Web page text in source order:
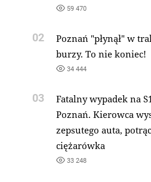
59 470
02
Poznań "płynął" w
burzy. To nie koniec!
34 444
03
Fatalny wypadek na
Poznań. Kierowca
zepsutego auta,
ciężarówka
33 248